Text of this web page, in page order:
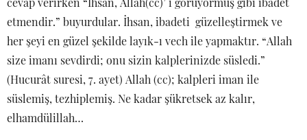
etmendir.” buyurdular. İhsan, ibadeti güzelleştirmek ve
her şeyi en güzel şekilde layık-ı vech ile yapmaktır. “Allah
size imanı sevdirdi; onu sizin kalplerinizde süsledi.”
(Hucurât suresi, 7. ayet) Allah (cc); kalpleri iman ile
süslemiş, tezhiplemiş. Ne kadar şükretsek az kalır,
elhamdülillah…